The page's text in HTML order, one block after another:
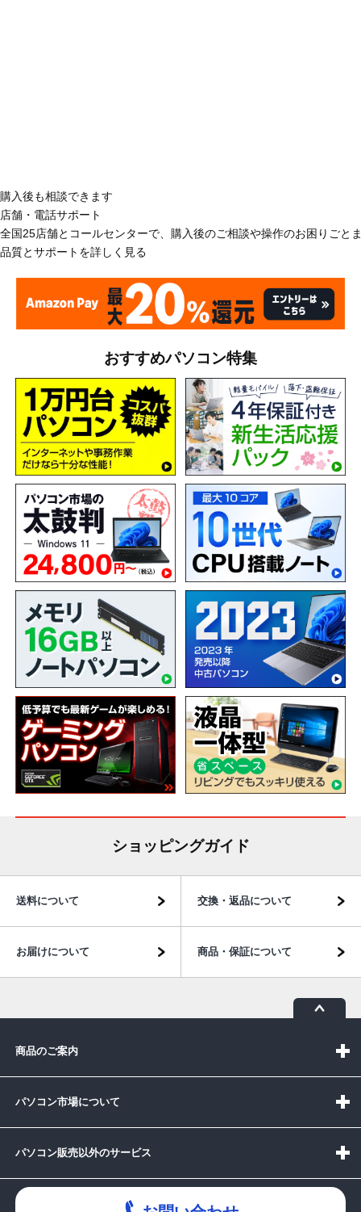
購入後も相談できます
店舗・電話サポート
全国25店舗とコールセンターで、購入後のご相談や操作のお困りごと
品質とサポートを詳しく見る
おすすめパソコン特集
ショッピングガイド
送料について 交換・返品について
お届けについて 商品・保証について
商品のご案内
パソコン市場について
パソコン販売以外のサービス